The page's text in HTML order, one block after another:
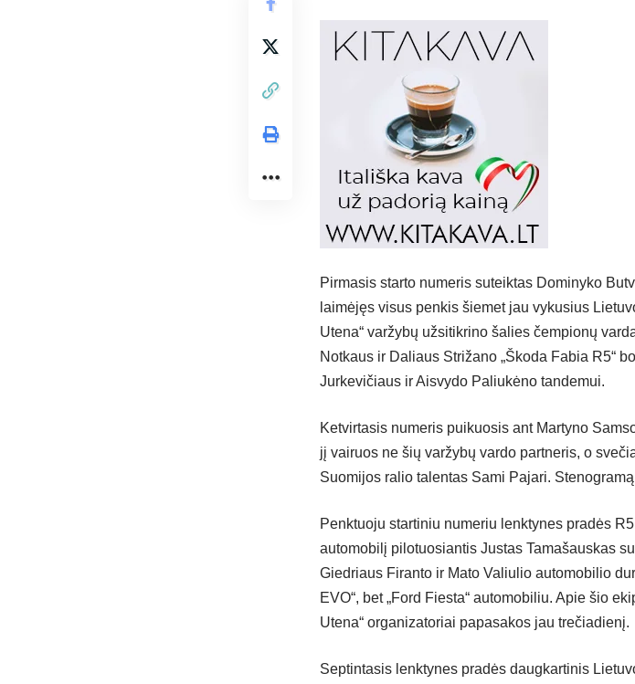
Pirmasis starto numeris suteiktas Dominyko
laimėjęs visus penkis šiemet jau vykusius
Utena“ varžybų užsitikrino šalies čempionų
Notkaus ir Daliaus Strižano „Škoda Fabia R5“
Jurkevičiaus ir Aisvydo Paliukėno tandemui.
Ketvirtasis numeris puikuosis ant Martyno
jį vairuos ne šių varžybų vardo partneris, o
Suomijos ralio talentas Sami Pajari.
Penktuoju startiniu numeriu lenktynes pradės
automobilį pilotuosiantis Justas Tamašauskas
Giedriaus Firanto ir Mato Valiulio automobilio
EVO“, bet „Ford Fiesta“ automobiliu. Apie šio
Utena“ organizatoriai papasakos jau trečiadienį.
Septintasis lenktynes pradės daugkartinis